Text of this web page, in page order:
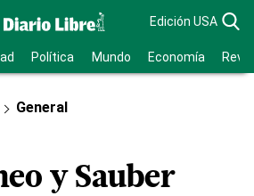
Edición USA
Política Mundo Economía
General
y Sauber